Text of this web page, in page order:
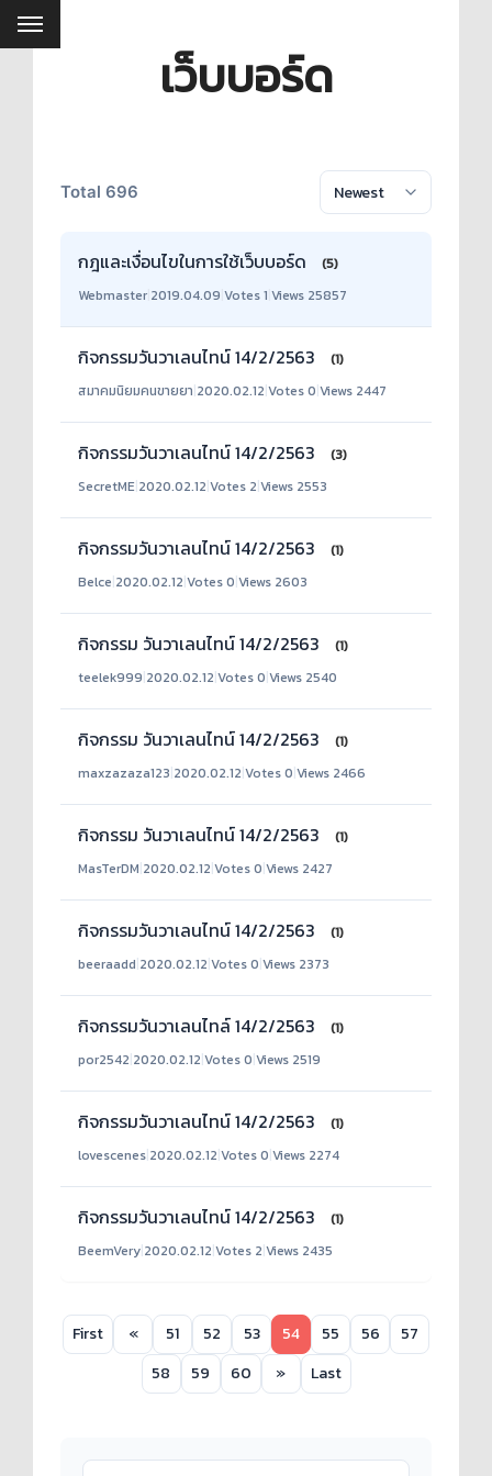
เว็บบอร์ด
Total 696
กฎและเงื่อนไขในการใช้เว็บบอร์ด
(5)
Webmaster 2019.04.09 Votes 1 Views 25857
กิจกรรมวันวาเลนไทน์ 14/2/2563
(1)
สมาคมนิยมคนขายยา|2020.02.12|Votes 0|Views 2447
กิจกรรมวันวาเลนไทน์ 14/2/2563
(3)
SecretME|2020.02.12|Votes 2|Views 2553
กิจกรรมวันวาเลนไทน์ 14/2/2563
(1)
Belce|2020.02.12|Votes 0|Views 2603
กิจกรรม วันวาเลนไทน์ 14/2/2563
(1)
teelek999|2020.02.12|Votes 0|Views 2540
กิจกรรม วันวาเลนไทน์ 14/2/2563
(1)
maxzazaza123|2020.02.12|Votes 0|Views 2466
กิจกรรม วันวาเลนไทน์ 14/2/2563
(1)
MasTerDM|2020.02.12|Votes 0|Views 2427
กิจกรรมวันวาเลนไทน์ 14/2/2563
(1)
beeraadd|2020.02.12|Votes 0|Views 2373
กิจกรรมวันวาเลนไทล์ 14/2/2563
(1)
por2542|2020.02.12|Votes 0|Views 2519
กิจกรรมวันวาเลนไทน์ 14/2/2563
(1)
lovescenes|2020.02.12|Votes 0|Views 2274
กิจกรรมวันวาเลนไทน์ 14/2/2563
(1)
BeemVery|2020.02.12|Votes 2|Views 2435
First « 51 52 53 54 55 56
57
58
59 60 » Last